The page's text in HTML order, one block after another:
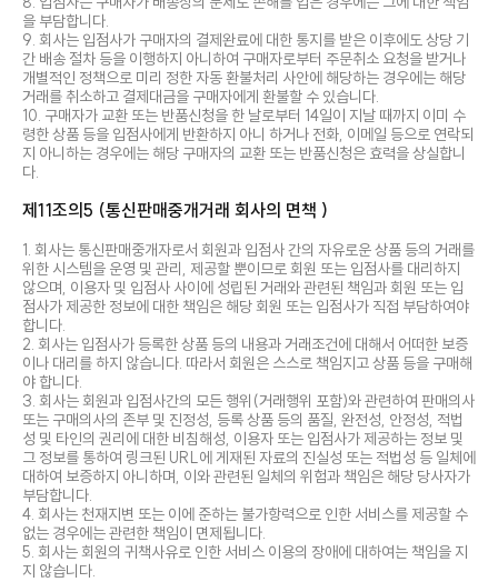
을 부담합니다.
9. 회사는 입점사가 구매자의 결제완료에 대한 통지를 받은 이후에도 상당 기
간 배송 절차 등을 이행하지 아니하여 구매자로부터 주문취소 요청을 받거나
개별적인 정책으로 미리 정한 자동 환불처리 사안에 해당하는 경우에는 해당
거래를 취소하고 결제대금을 구매자에게 환불할 수 있습니다.
10. 구매자가 교환 또는 반품신청을 한 날로부터 14일이 지날 때까지 이미 수
령한 상품 등을 입점사에게 반환하지 아니 하거나 전화, 이메일 등으로 연락되
지 아니하는 경우에는 해당 구매자의 교환 또는 반품신청은 효력을 상실합니
다.
제11조의5 (통신판매중개거래 회사의 면책 )
1. 회사는 통신판매중개자로서 회원과 입점사 간의 자유로운 상품 등의 거래를
위한 시스템을 운영 및 관리, 제공할 뿐이므로 회원 또는 입점사를 대리하지
않으며, 이용자 및 입점사 사이에 성립된 거래와 관련된 책임과 회원 또는 입
점사가 제공한 정보에 대한 책임은 해당 회원 또는 입점사가 직접 부담하여야
합니다.
2. 회사는 입점사가 등록한 상품 등의 내용과 거래조건에 대해서 어떠한 보증
이나 대리를 하지 않습니다. 따라서 회원은 스스로 책임지고 상품 등을 구매해
야 합니다.
3. 회사는 회원과 입점사간의 모든 행위(거래행위 포함)와 관련하여 판매의사
또는 구매의사의 존부 및 진정성, 등록 상품 등의 품질, 완전성, 안정성, 적법
성 및 타인의 권리에 대한 비침해성, 이용자 또는 입점사가 제공하는 정보 및
그 정보를 통하여 링크된 URL에 게재된 자료의 진실성 또는 적법성 등 일체에
대하여 보증하지 아니하며, 이와 관련된 일체의 위험과 책임은 해당 당사자가
부담합니다.
4. 회사는 천재지변 또는 이에 준하는 불가항력으로 인한 서비스를 제공할 수
없는 경우에는 관련한 책임이 면제됩니다.
5. 회사는 회원의 귀책사유로 인한 서비스 이용의 장애에 대하여는 책임을 지
지 않습니다.